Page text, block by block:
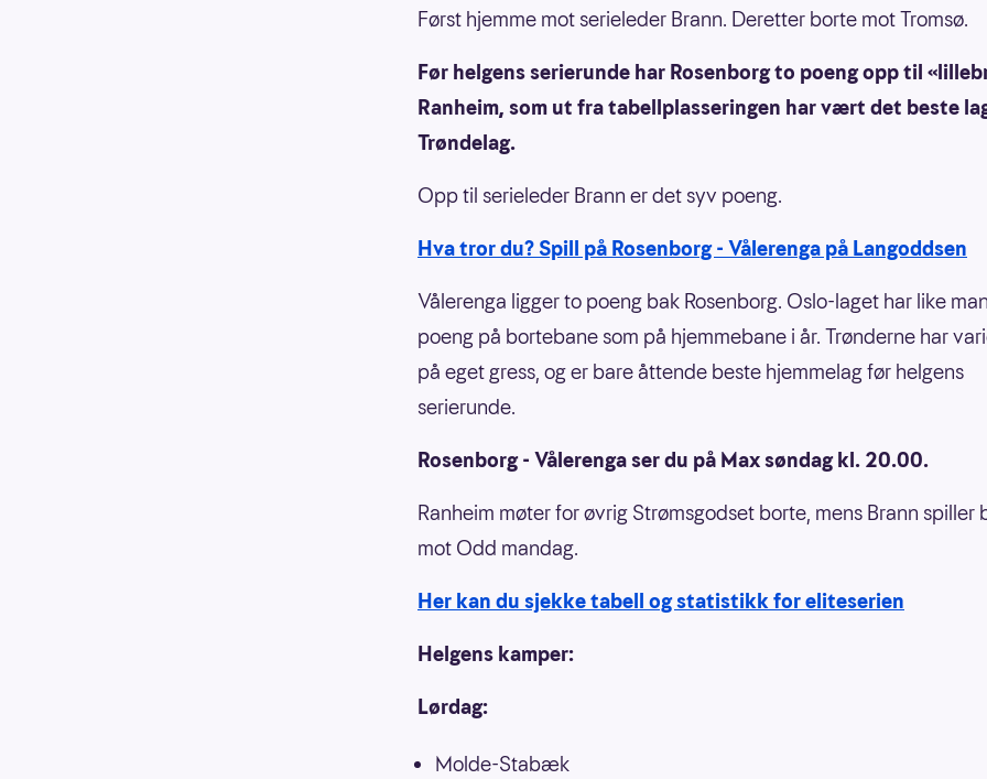
Først hjemme mot serieleder Brann. Deretter borte mot Tromsø.
Før helgens serierunde har Rosenborg to poeng opp til
Ranheim, som ut fra tabellplasseringen har vært det beste
Trøndelag.
Opp til serieleder Brann er det syv poeng.
Hva tror du? Spill på Rosenborg - Vålerenga på Langoddsen
Vålerenga ligger to poeng bak Rosenborg. Oslo-laget har like
poeng på bortebane som på hjemmebane i år. Trønderne har
på eget gress, og er bare åttende beste hjemmelag før helgens
serierunde.
Rosenborg - Vålerenga ser du på Max søndag kl. 20.00.
Ranheim møter for øvrig Strømsgodset borte, mens Brann spiller
mot Odd mandag.
Her kan du sjekke tabell og statistikk for eliteserien
Helgens kamper:
Lørdag:
Molde-Stabæk